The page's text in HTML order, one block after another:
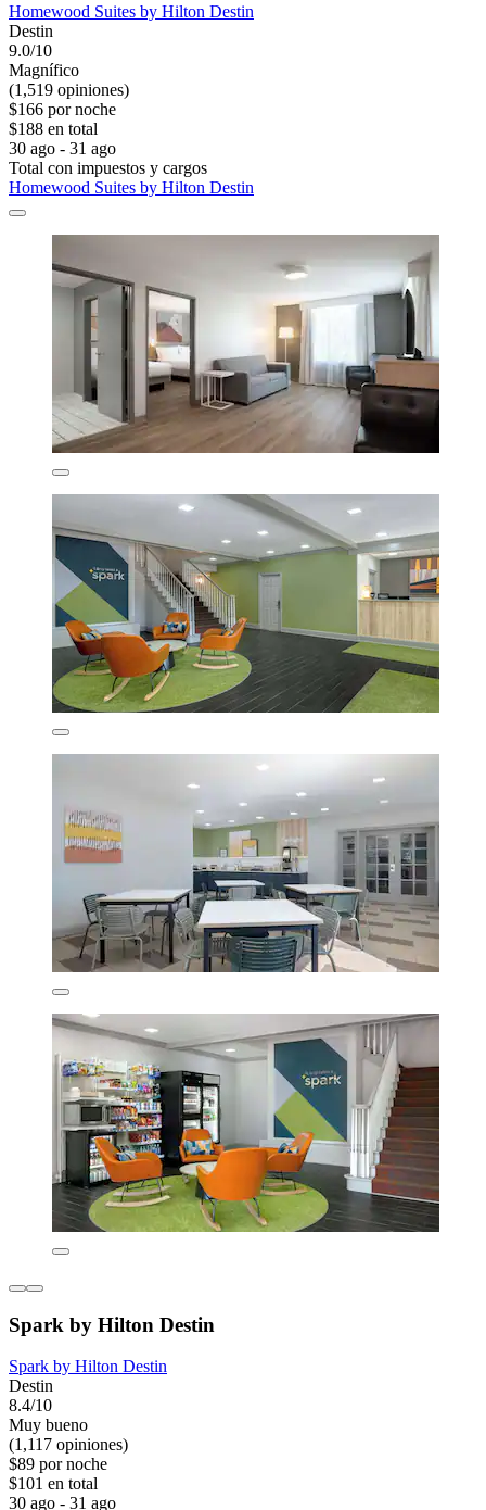
Homewood Suites by Hilton Destin
Destin
9.0/10
Magnífico
(1,519 opiniones)
$166 por noche
$188 en total
30 ago - 31 ago
Total con impuestos y cargos
Homewood Suites by Hilton Destin
Spark by Hilton Destin
Spark by Hilton Destin
Destin
8.4/10
Muy bueno
(1,117 opiniones)
$89 por noche
$101 en total
30 ago - 31 ago